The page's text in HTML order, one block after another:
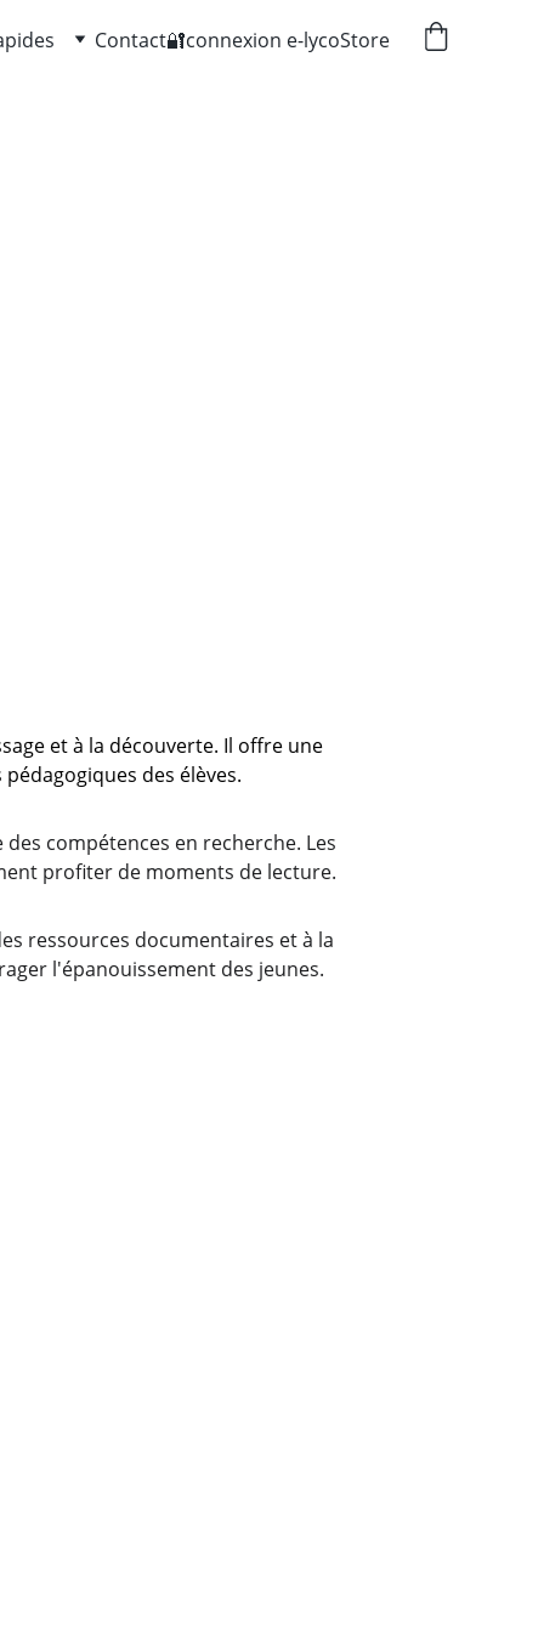
Contact🔐connexion e-lycoStore
et à la découverte. Il offre une
des élèves.
compétences en recherche. Les
profiter de moments de lecture.
ressources documentaires et à la
l'épanouissement des jeunes.